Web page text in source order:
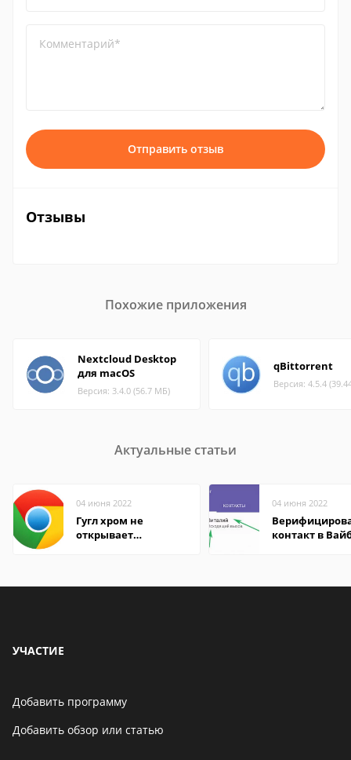
Комментарий*
Отправить отзыв
Отзывы
Похожие приложения
Nextcloud Desktop
для macOS
Версия: 3.4.0 (56.7 МБ)
qBittorrent
Версия: 4.5.4
Актуальные статьи
04 июня 2022
Гугл хром не
открывает
04 июня 2022
контакт в
УЧАСТИЕ
Добавить программу
Добавить обзор или статью